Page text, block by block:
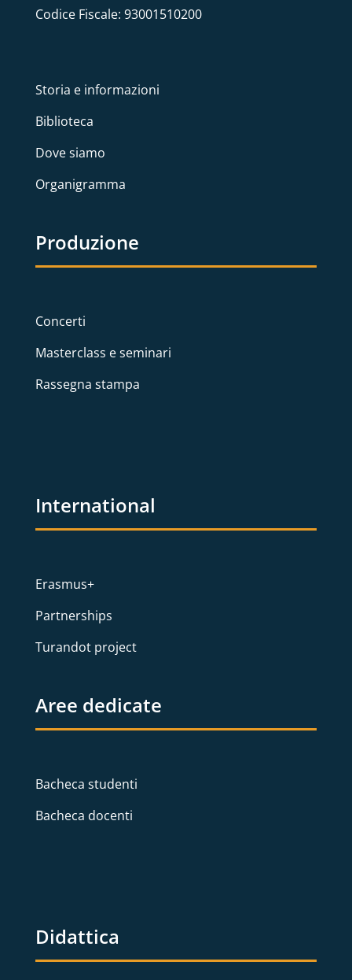
Codice Fiscale: 93001510200
Storia e informazioni
Biblioteca
Dove siamo
Organigramma
Produzione
Concerti
Masterclass e seminari
Rassegna stampa
International
Erasmus+
Partnerships
Turandot project
Aree dedicate
Bacheca studenti
Bacheca docenti
Didattica